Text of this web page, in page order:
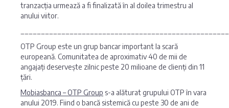
tranzacția urmează a fi finalizată în al doilea trimestru al
anului viitor.
OTP Group este un grup bancar important la scară
europeană. Comunitatea de aproximativ 40 de mii de
angajați deservește zilnic peste 20 milioane de clienți din 11
țări.
Mobiasbanca – OTP Group s-a alăturat grupului OTP în vara
anului 2019. Fiind o bancă sistemică cu peste 30 de ani de